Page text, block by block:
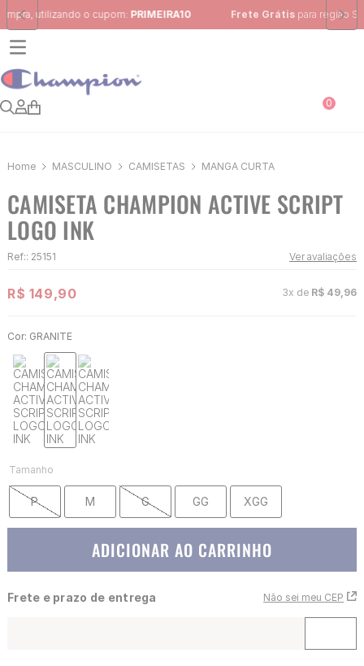
Frete Grátispara região Sudeste em pedidos acima de R$ 399,00
0
MASCULINO CAMISETAS MANGA CURTA
CAMISETA CHAMPION ACTIVE SCRIPT
LOGO INK
Ref:: 25151 Ver avaliações
R$ 149,90 3x de R$ 49 96
Cor: GRANITE
Tamanho
P M G GG XGG
ADICIONAR AO CARRINHO
Frete e prazo de entrega Não sei meu CEP